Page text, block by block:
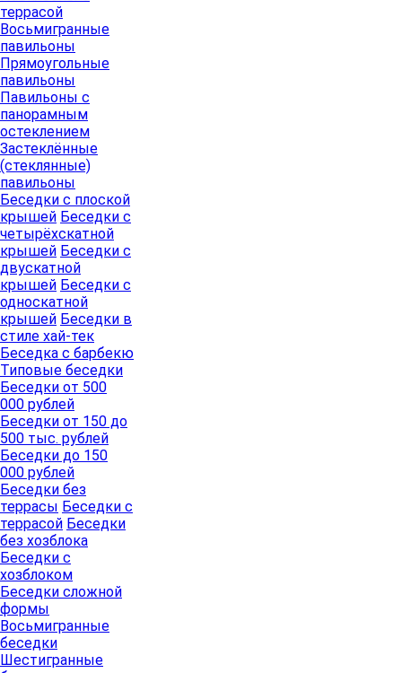
террасой
Восьмигранные
павильоны
Прямоугольные
павильоны
Павильоны с
панорамным
остеклением
Застеклённые
(стеклянные)
павильоны
Беседки с плоской
крышей Беседки с
четырёхскатной
крышей Беседки с
двускатной
крышей Беседки с
односкатной
крышей Беседки в
стиле хай-тек
Беседка с барбекю
Типовые беседки
Беседки от 500
000 рублей
Беседки от 150 до
500 тыс. рублей
Беседки до 150
000 рублей
Беседки без
террасы Беседки с
террасой Беседки
без хозблока
Беседки с
хозблоком
Беседки сложной
формы
Восьмигранные
беседки
Шестигранные